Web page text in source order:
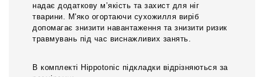
надає додаткову м’якість та захист для ніг
тварини. М'яко огортаючи сухожилля виріб
допомагає знизити навантаження та знизити ризик
травмувань під час виснажливих занять.
В комплекті Hippotonic підкладки відрізняються за